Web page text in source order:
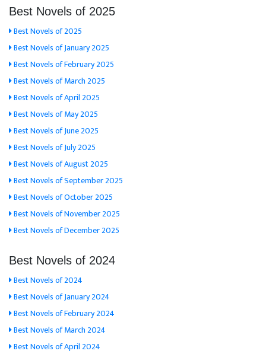
Best Novels of 2025
Best Novels of 2025
Best Novels of January 2025
Best Novels of February 2025
Best Novels of March 2025
Best Novels of April 2025
Best Novels of May 2025
Best Novels of June 2025
Best Novels of July 2025
Best Novels of August 2025
Best Novels of September 2025
Best Novels of October 2025
Best Novels of November 2025
Best Novels of December 2025
Best Novels of 2024
Best Novels of 2024
Best Novels of January 2024
Best Novels of February 2024
Best Novels of March 2024
Best Novels of April 2024